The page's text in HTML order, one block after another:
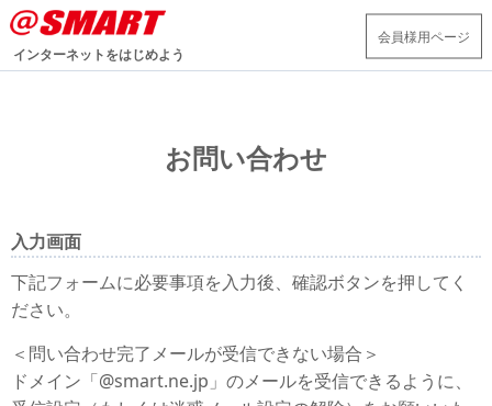
インターネットをはじめよう
会員様用ページ
お問い合わせ
入力画面
下記フォームに必要事項を入力後、確認ボタンを押してく
ださい。
＜問い合わせ完了メールが受信できない場合＞
ドメイン「@smart.ne.jp」のメールを受信できるように、